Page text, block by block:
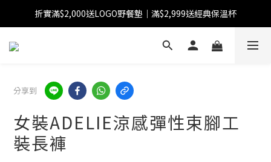
【FINAL SALE】指定商品低至38折
折實滿$2,000送LOGO野餐墊｜滿$2,999送經典保溫杯
【FINAL SALE】全單免運費
分享到
女裝ADELIE涼感彈性束腳工
裝長褲